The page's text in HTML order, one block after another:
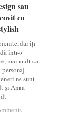
sau
cu
dar îți
într-o
mai mult ca
personaj
ne sunt
și Anna
sau
cu